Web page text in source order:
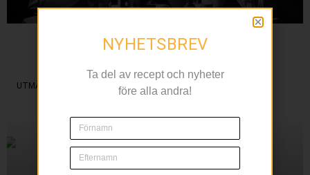
L’Avventura bjuder in
UTMÄRKELSER
NYHETSBREV
Ta del av recept och nyheter
före alla andra!